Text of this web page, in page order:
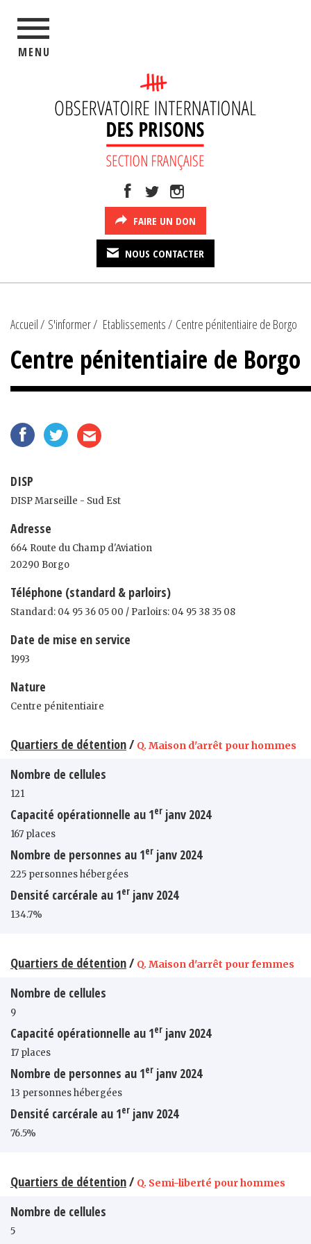
MENU
FAIRE UN DON
NOUS CONTACTER
Accueil S'informer Etablissements Centre pénitentiaire de Borgo
Centre pénitentiaire de Borgo
DISP
DISP Marseille - Sud Est
Adresse
664 Route du Champ d'Aviation
20290 Borgo
Téléphone (standard & parloirs)
Standard: 04 95 36 05 00 / Parloirs: 04 95 38 35 08
Date de mise en service
1993
Nature
Centre pénitentiaire
Quartiers de détention/ Q. Maison d'arrêt pour hommes
Nombre de cellules
121
Capacité opérationnelle au 1er janv 2024
167 places
Nombre de personnes au 1er janv 2024
225 personnes hébergées
Densité carcérale au 1er janv 2024
134.7%
Quartiers de détention/ Q. Maison d'arrêt pour femmes
Nombre de cellules
9
Capacité opérationnelle au 1er janv 2024
17 places
Nombre de personnes au 1er janv 2024
13 personnes hébergées
Densité carcérale au 1er janv 2024
76.5%
Quartiers de détention/ Q. Semi-liberté pour hommes
Nombre de cellules
5